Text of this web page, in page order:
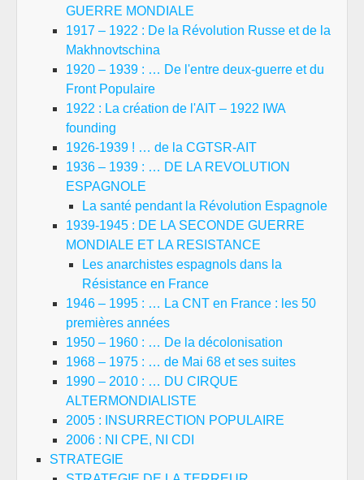
GUERRE MONDIALE
1917 – 1922 : De la Révolution Russe et de la
Makhnovtschina
1920 – 1939 : … De l'entre deux-guerre et du
Front Populaire
1922 : La création de l'AIT – 1922 IWA
founding
1926-1939 ! … de la CGTSR-AIT
1936 – 1939 : … DE LA REVOLUTION
ESPAGNOLE
La santé pendant la Révolution Espagnole
1939-1945 : DE LA SECONDE GUERRE
MONDIALE ET LA RESISTANCE
Les anarchistes espagnols dans la
Résistance en France
1946 – 1995 : … La CNT en France : les 50
premières années
1950 – 1960 : … De la décolonisation
1968 – 1975 : … de Mai 68 et ses suites
1990 – 2010 : … DU CIRQUE
ALTERMONDIALISTE
2005 : INSURRECTION POPULAIRE
2006 : NI CPE, NI CDI
STRATEGIE